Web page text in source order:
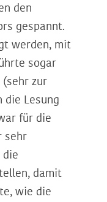
den
gespannt.
werden, mit
sogar
zur
die Lesung
für die
sehr
die
damit
wie die